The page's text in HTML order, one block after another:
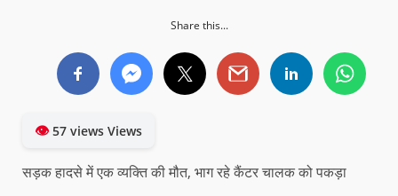
Share this...
👁57 views Views
सड़क हादसे में एक व्यक्ति की मौत, भाग रहे कैंटर चालक को पकड़ा